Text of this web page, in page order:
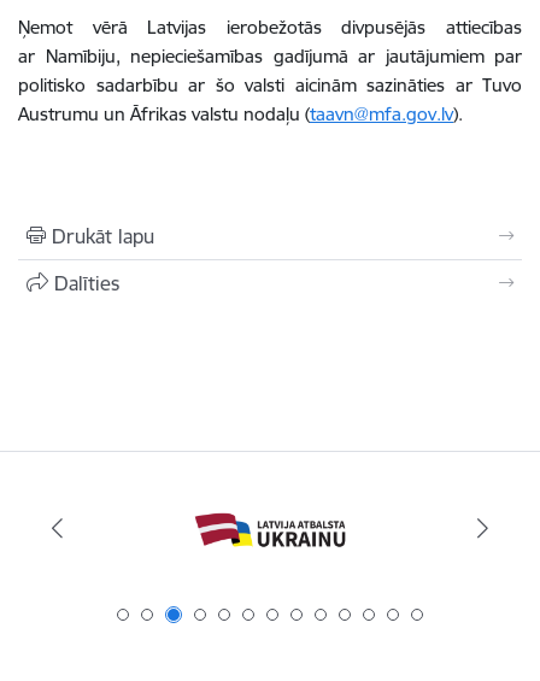
Ņemot vērā Latvijas ierobežotās divpusējās attiecības
ar Namībiju, nepieciešamības gadījumā ar jautājumiem par
politisko sadarbību ar šo valsti aicinām sazināties ar Tuvo
Austrumu un Āfrikas valstu nodaļu (taavn@mfa.gov.lv).
Drukāt lapu
Dalīties